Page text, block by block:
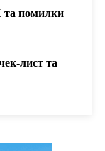
та помилки
лист та